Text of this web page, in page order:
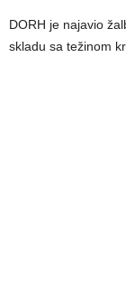
DORH je najavio
skladu sa težinom